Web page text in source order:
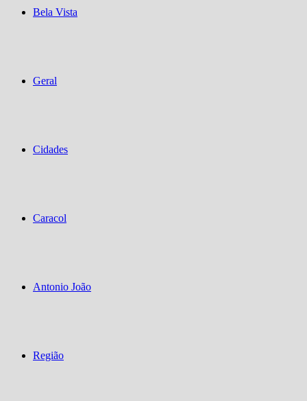
Bela Vista
Geral
Cidades
Caracol
Antonio João
Região